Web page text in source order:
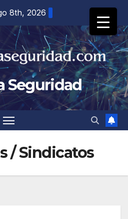
8th, 2026
Seguridad
/ Sindicatos